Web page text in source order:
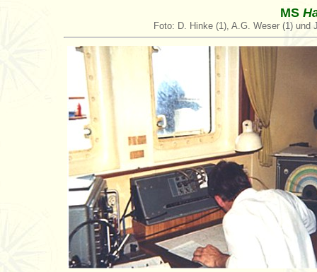
MS
Foto: D. Hinke (1), A.G. Weser (1)